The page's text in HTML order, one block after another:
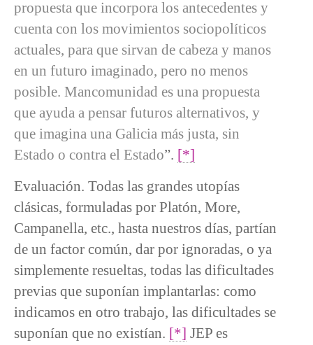
propuesta que incorpora los antecedentes y
cuenta con los movimientos sociopolíticos
actuales, para que sirvan de cabeza y manos
en un futuro imaginado, pero no menos
posible. Mancomunidad es una propuesta
que ayuda a pensar futuros alternativos, y
que imagina una Galicia más justa, sin
Estado o contra el Estado”. [*]
Evaluación. Todas las grandes utopías
clásicas, formuladas por Platón, More,
Campanella, etc., hasta nuestros días, partían
de un factor común, dar por ignoradas, o ya
simplemente resueltas, todas las dificultades
previas que suponían implantarlas: como
indicamos en otro trabajo, las dificultades se
suponían que no existían. [*] JEP es